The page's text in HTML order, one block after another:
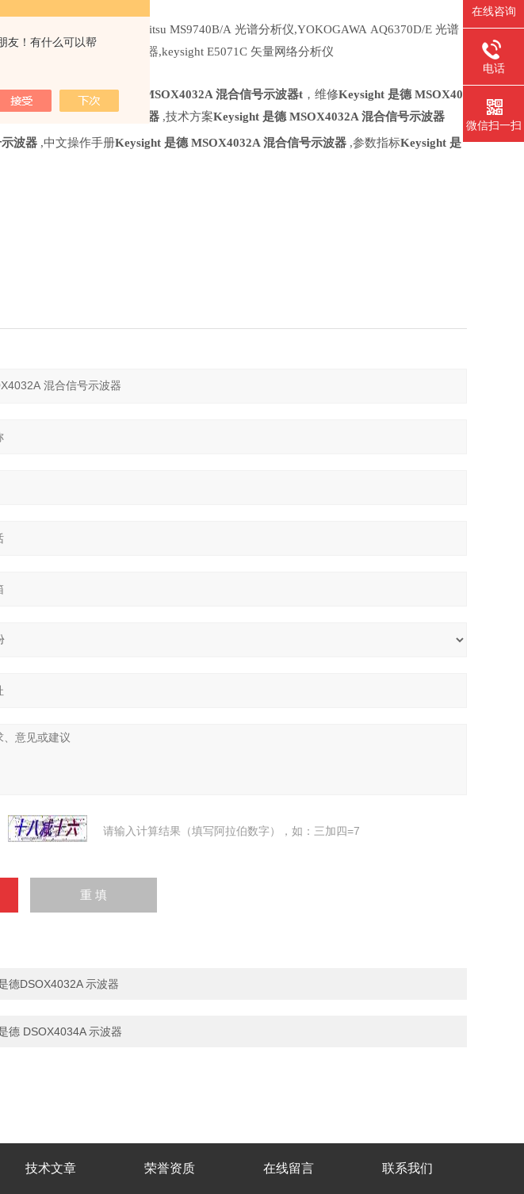
友！有什么可以帮
器
任意波形发生器,Anritsu MS9740B/A 光谱分析仪,YOKOGAWA AQ6370D/E 光谱
E8257D 模拟信号发生器,keysight E5071C 矢量网络分析仪
波器 ,出租 Keysight 是德 MSOX4032A 混合信号示波器t ，维修Keysight 是德 MSOX40
MSOX4032A 混合信号示波器 ,技术方案Keysight 是德 MSOX4032A 混合信号示波器
波器 ,中文操作手册Keysight 是德 MSOX4032A 混合信号示波器 ,参数指标Keysight 是
请输入计算结果（填写阿拉伯数字），如：三加四=7
德DSOX4032A 示波器
德 DSOX4034A 示波器
技术文章 荣誉资质 在线留言 联系我们
在线咨询
电话
微信扫一扫